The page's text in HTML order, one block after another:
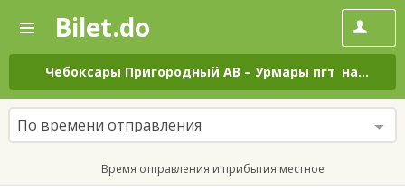
—
Поиск
и
покупка
билетов
на
автобус
онлайн
Bilet.do
Чебоксары Пригородный АВ – Урмары пгт на все дни
По времени отправления
Время отправления и прибытия местное